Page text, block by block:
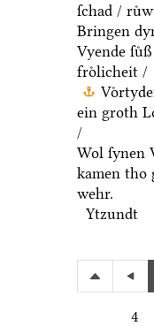
ſchad /
Bringen
Vyende
froͤlicheit /
ein groth
/
Wol ſynen
kamen tho
wehr.
Ytzundt
4